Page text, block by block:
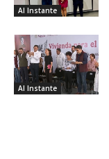
Al Instante
Al Instante